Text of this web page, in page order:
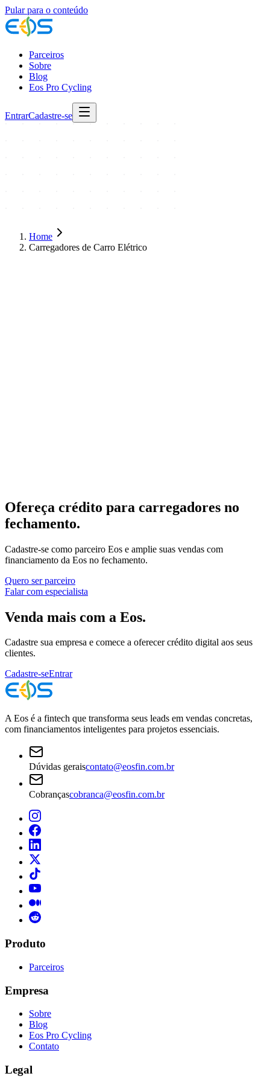
Pular para o conteúdo
Parceiros
Sobre
Blog
Eos Pro Cycling
EntrarCadastre-se
Home
Carregadores de Carro Elétrico
Ofereça crédito para carregadores no
fechamento.
Cadastre-se como parceiro Eos e amplie suas vendas com
financiamento da Eos no fechamento.
Quero ser parceiro
Falar com especialista
Venda mais com a Eos.
Cadastre sua empresa e comece a oferecer crédito digital aos seus
clientes.
Cadastre-seEntrar
A Eos é a fintech que transforma seus leads em vendas concretas,
com financiamentos inteligentes para projetos essenciais.
Dúvidas geraiscontato@eosfin.com.br
Cobrançascobranca@eosfin.com.br
Produto
Parceiros
Empresa
Sobre
Blog
Eos Pro Cycling
Contato
Legal